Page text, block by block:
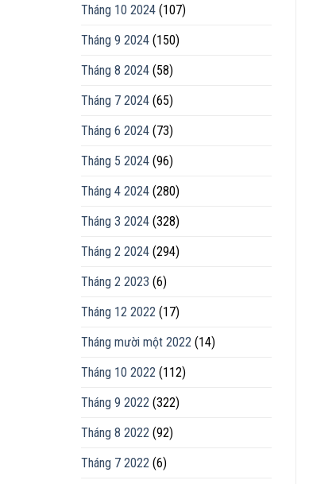
Tháng 10 2024 (107)
Tháng 9 2024 (150)
Tháng 8 2024 (58)
Tháng 7 2024 (65)
Tháng 6 2024 (73)
Tháng 5 2024 (96)
Tháng 4 2024 (280)
Tháng 3 2024 (328)
Tháng 2 2024 (294)
Tháng 2 2023 (6)
Tháng 12 2022 (17)
Tháng mười một 2022 (14)
Tháng 10 2022 (112)
Tháng 9 2022 (322)
Tháng 8 2022 (92)
Tháng 7 2022 (6)